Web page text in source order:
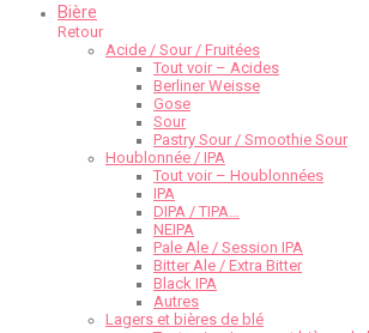
Bière
Retour
Acide / Sour / Fruitées
Tout voir – Acides
Berliner Weisse
Gose
Sour
Pastry Sour / Smoothie Sour
Houblonnée / IPA
Tout voir – Houblonnées
IPA
DIPA / TIPA…
NEIPA
Pale Ale / Session IPA
Bitter Ale / Extra Bitter
Black IPA
Autres
Lagers et bières de blé